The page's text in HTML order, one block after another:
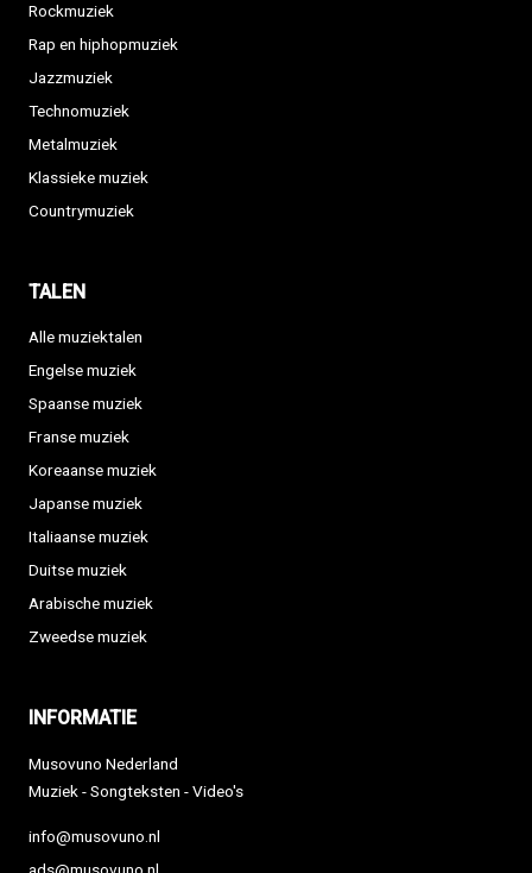
Rockmuziek
Rap en hiphopmuziek
Jazzmuziek
Technomuziek
Metalmuziek
Klassieke muziek
Countrymuziek
TALEN
Alle muziektalen
Engelse muziek
Spaanse muziek
Franse muziek
Koreaanse muziek
Japanse muziek
Italiaanse muziek
Duitse muziek
Arabische muziek
Zweedse muziek
INFORMATIE
Musovuno Nederland
Muziek - Songteksten - Video's
info@musovuno.nl